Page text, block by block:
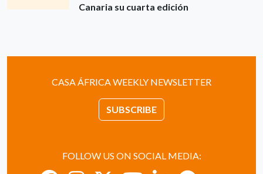
Canaria su cuarta edición
CASA ÁFRICA WEEKLY NEWSLETTER
SUBSCRIBE
FOLLOW US ON SOCIAL MEDIA: